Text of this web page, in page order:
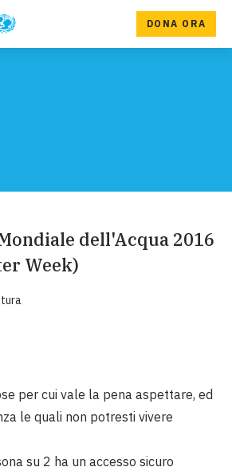
DONA ORA
dell'Acqua 2016
Week)
per cui vale la pena aspettare, ed
le quali non potresti vivere
su 2 ha un accesso sicuro